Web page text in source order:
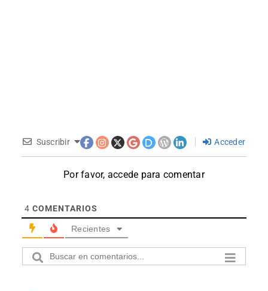
Suscribir Acceder
Por favor, accede para comentar
4 COMENTARIOS
Recientes